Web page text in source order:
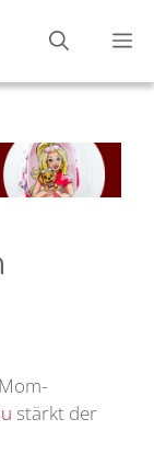
stärkt der